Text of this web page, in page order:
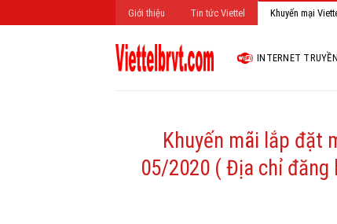
to
Giới thiệu Tin tức Viettel Khuyến mại
INTERNET
Khuyến mãi lắp đặt
05/2020 ( Địa chỉ đăng